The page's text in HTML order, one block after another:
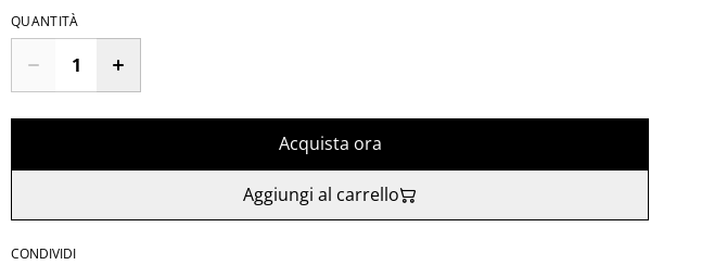
QUANTITÀ
Acquista ora
Aggiungi al carrello
CONDIVIDI